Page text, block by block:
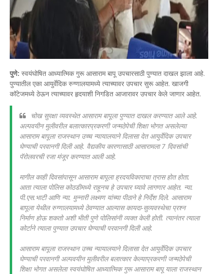
पुणे: स्वयंघोषित आध्यात्मिक गुरू आसाराम बापू उपचारसाठी पुण्यात दाखल झाला आहे.
पुण्यातील एका आयुर्वेदिक रुग्णालयामध्ये त्याच्यावर उपचार सुरू आहेत. खाजगी
कॉटेजमध्ये ठेऊन त्याच्यावर हृदयाशी निगडित आजारावर उपचार केले जाणार आहेत.
चोख सुरक्षा व्यवस्थेत आसाराम बापूला पुण्यात दाखल करण्यात आले आहे.
अल्पवयीन मुलीवरील बलात्कारप्रकरणी जन्मठेपेची शिक्षा भोगत असलेल्या
आसाराम बापूला राजस्थान उच्च न्यायालयाने दिलासा देत आयुर्वेदिक उपचार
घेण्याची परवानगी दिली आहे. वैद्यकीय कारणासाठी आसारामला 7 दिवसांची
पॅरोलवरची रजा मंजूर करण्यात आली आहे.
मागील काही दिवसांपासून आसाराम बापूला ह्रदयविकाराचा त्रास होत होता.
आता त्याला पोलिस कोठडीमध्ये राहूनच हे उपचार घ्यावे लागणार आहेत. न्या.
पी.एस.भाटी आणि न्या. मुन्नारी लक्ष्मण यांच्या पीठाने हे निर्देश दिले. आसाराम
बापूला येथील रुग्णालयामध्ये ठेवण्यात आल्यास कायदा-सुव्यवस्थेचा प्रश्न
निर्माण होऊ शकतो अशी भीती पुणे पोलिसांनी व्यक्त केली होती. त्यानंतर त्याला
कोर्टाने त्याला पुण्यात उपचार घेण्याची परवानगी दिली आहे.
आसाराम बापूला राजस्थान उच्च न्यायालयाने दिलासा देत आयुर्वेदिक उपचार
घेण्याची परवानगी अल्पवयीन मुलीवरील बलात्कार केल्याप्रकरणी जन्मठेपेची
शिक्षा भोगत असलेला स्वयंघोषित आध्यात्मिक गुरू आसाराम बापू याला राजस्थान